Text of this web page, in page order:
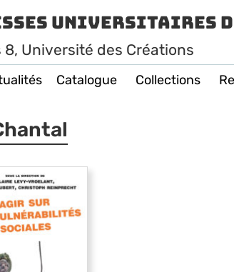
Universitaires
8, Université des Créations
Catalogue Collections